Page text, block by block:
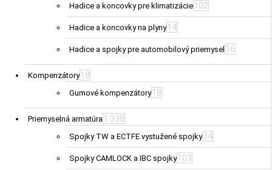
Hadice a koncovky pre klimatizácie 102
Hadice a koncovky na plyny 14
Hadice a spojky pre automobilový priemysel 16
Kompenzátory 18
Gumové kompenzátory 18
Priemyselná armatúra 1 338
Spojky TW a ECTFE vystužené spojky34
Spojky CAMLOCK a IBC spojky 103